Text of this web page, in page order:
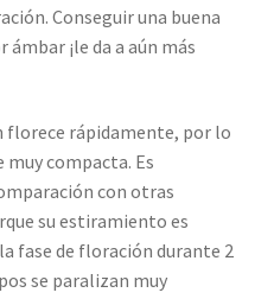
Conseguir una buena
¡le da a aún más
florece rápidamente, por lo
compacta. Es
con otras
su estiramiento es
fase de floración durante 2
se paralizan muy